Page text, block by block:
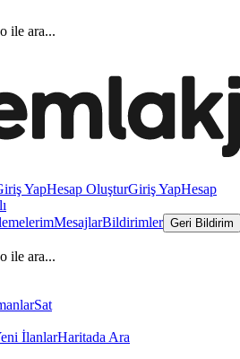
ile ara...
YapHesap OluşturGiriş YapHesap
MesajlarBildirimler Geri Bildirim
ile ara...
Sat
İlanlarHaritada Ara